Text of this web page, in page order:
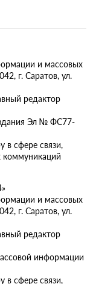
и массовых
г. Саратов, ул.
редактор
Эл № ФС77-
в сфере связи,
и массовых
г. Саратов, ул.
редактор
информации
в сфере связи,